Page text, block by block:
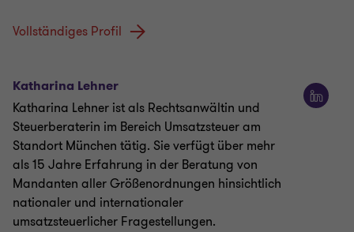
Vollständiges Profil
Katharina Lehner
Katharina Lehner ist als Rechtsanwältin und
Steuerberaterin im Bereich Umsatzsteuer am
Standort München tätig. Sie verfügt über mehr
als 15 Jahre Erfahrung in der Beratung von
Mandanten aller Größenordnungen hinsichtlich
nationaler und internationaler
umsatzsteuerlicher Fragestellungen.